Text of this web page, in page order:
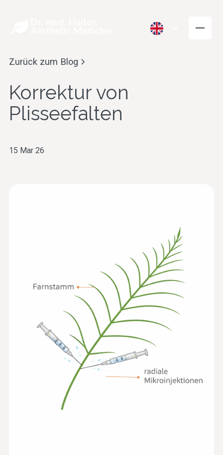
Facial
Therapeutic
Treatments
All treatments
Zurück zum Blog
Korrektur von
Plisseefalten
15 Mar 26